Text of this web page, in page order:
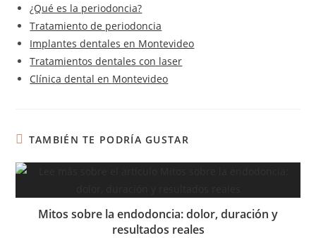
¿Qué es la periodoncia?
Tratamiento de periodoncia
Implantes dentales en Montevideo
Tratamientos dentales con laser
Clínica dental en Montevideo
TAMBIÉN TE PODRÍA GUSTAR
Mitos sobre la endodoncia: dolor, duración y
resultados reales